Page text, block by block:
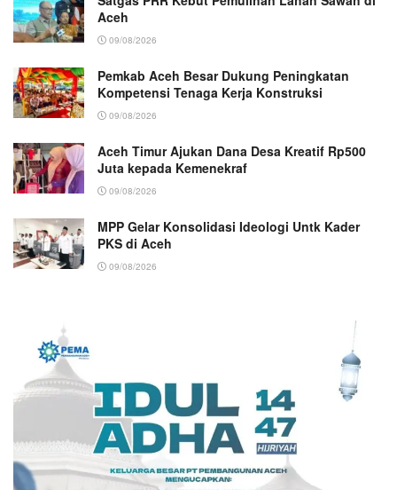
Aceh
09/08/2026
Pemkab Aceh Besar Dukung Peningkatan
Kompetensi Tenaga Kerja Konstruksi
09/08/2026
Aceh Timur Ajukan Dana Desa Kreatif Rp500
Juta kepada Kemenekraf
09/08/2026
MPP Gelar Konsolidasi Ideologi Untk Kader
PKS di Aceh
09/08/2026